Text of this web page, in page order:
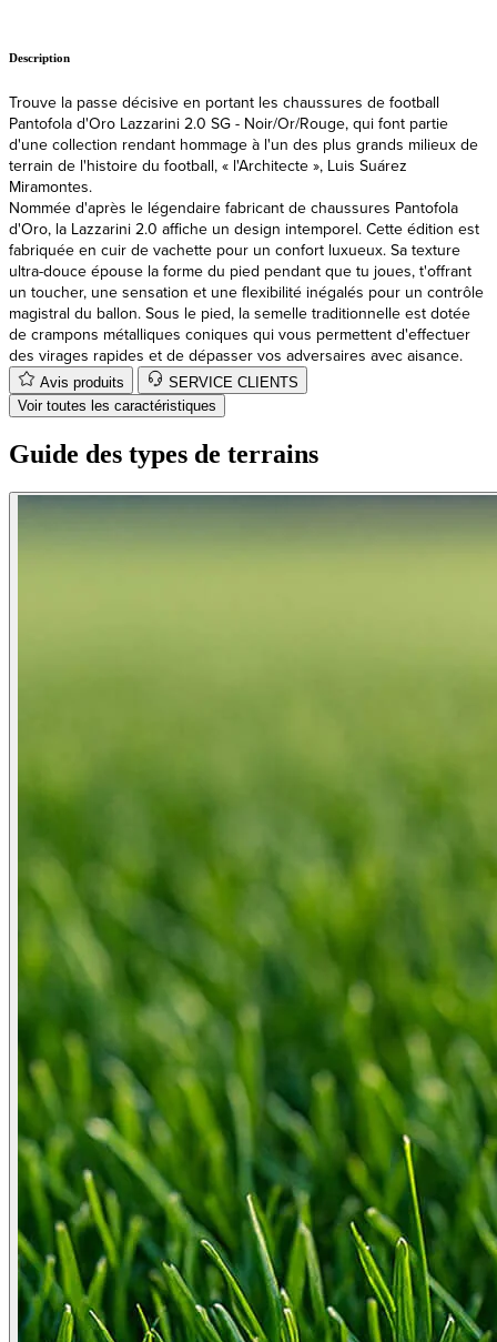
Trouve la passe décisive en portant les chaussures de football
d'une collection rendant hommage à l'un des plus grands milieux de
terrain de l'histoire du football, « l'Architecte », Luis Suárez
Miramontes.
Nommée d'après le légendaire fabricant de chaussures Pantofola
d'Oro, la Lazzarini 2.0 affiche un design intemporel. Cette édition est
fabriquée en cuir de vachette pour un confort luxueux. Sa texture
ultra-douce épouse la forme du pied pendant que tu joues, t'offrant
un toucher, une sensation et une flexibilité inégalés pour un contrôle
magistral du ballon. Sous le pied, la semelle traditionnelle est dotée
de crampons métalliques coniques qui vous permettent d'effectuer
des virages rapides et de dépasser vos adversaires avec aisance.
Avis produits
SERVICE CLIENTS
Voir toutes les caractéristiques
Guide des types de terrains